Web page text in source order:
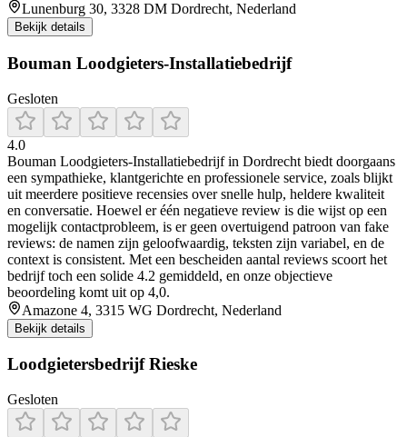
Lunenburg 30, 3328 DM Dordrecht, Nederland
Bekijk details
Bouman Loodgieters-Installatiebedrijf
Gesloten
4.0
Bouman Loodgieters‑Installatiebedrijf in Dordrecht biedt doorgaans
een sympathieke, klantgerichte en professionele service, zoals blijkt
uit meerdere positieve recensies over snelle hulp, heldere kwaliteit
en conversatie. Hoewel er één negatieve review is die wijst op een
mogelijk contactprobleem, is er geen overtuigend patroon van fake
reviews: de namen zijn geloofwaardig, teksten zijn variabel, en de
context is consistent. Met een bescheiden aantal reviews scoort het
bedrijf toch een solide 4.2 gemiddeld, en onze objectieve
beoordeling komt uit op 4,0.
Amazone 4, 3315 WG Dordrecht, Nederland
Bekijk details
Loodgietersbedrijf Rieske
Gesloten